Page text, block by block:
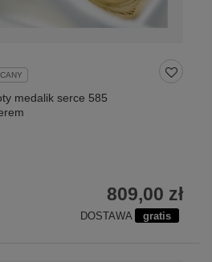
medalik serce 585
809,00 zł
DOSTAWA gratis